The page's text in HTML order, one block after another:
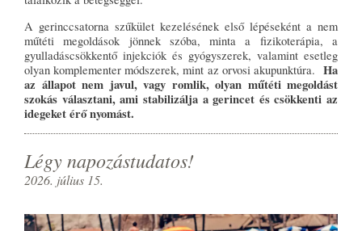
A gerinccsatorna szűkület kezelésének első lépéseként a nem
műtéti megoldások jönnek szóba, minta a fizikoterápia, a
gyulladáscsökkentő injekciók és gyógyszerek, valamint esetleg
olyan komplementer módszerek, mint az orvosi akupunktúra. Ha
az állapot nem javul, vagy romlik, olyan műtéti megoldást
szokás választani, ami stabilizálja a gerincet és csökkenti az
idegeket érő nyomást.
Légy napozástudatos!
2026. július 15.